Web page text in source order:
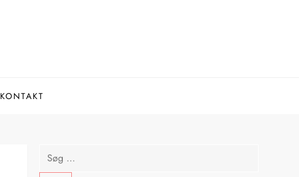
KONTAKT
Søg
efter: